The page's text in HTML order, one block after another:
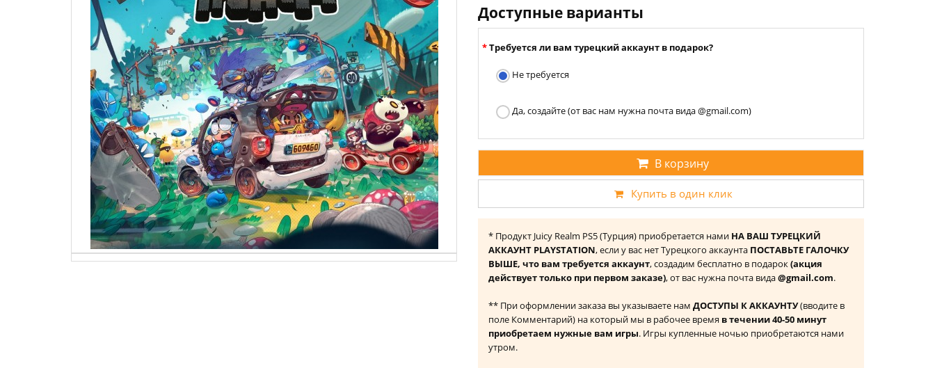
Доступные варианты
Требуется ли вам турецкий аккаунт в подарок?
Не требуется
Да, создайте (от вас нам нужна почта вида @gmail.com)
В корзину
Купить в один клик
* Продукт Juicy Realm PS5 (Турция) приобретается нами НА ВАШ ТУРЕЦКИЙ
АККАУНТ PLAYSTATION, если у вас нет Турецкого аккаунта ПОСТАВЬТЕ ГАЛОЧКУ
ВЫШЕ, что вам требуется аккаунт, создадим бесплатно в подарок(акция
действует только при первом заказе), от вас нужна почта вида@gmail.com.
** При оформлении заказа вы указываете нам ДОСТУПЫ К АККАУНТУ(вводите в
поле Комментарий) на который мы в рабочее время в течении 40-50 минут
приобретаем нужные вам игры. Игры купленные ночью приобретаются нами
утром.